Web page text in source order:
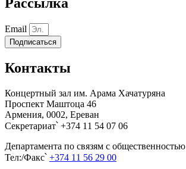
Email
Подписаться
Контакты
Концертный зал им. Арама Хачатуряна
Проспект Маштоца 46
Армения, 0002, Ереван
Секретариат՝ +374 11 54 07 06
Департамента по связям с общественностью
Тел:/Факс՝ +374 11 56 29 00